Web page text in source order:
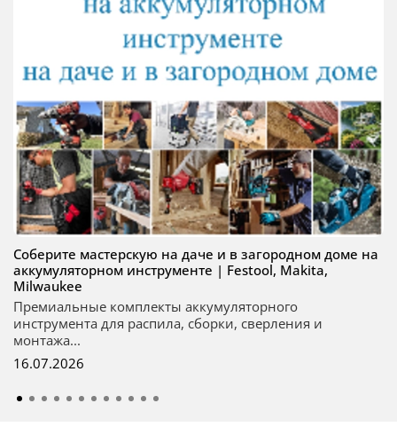
Соберите мастерскую на даче и в загородном доме на
аккумуляторном инструменте | Festool, Makita,
Milwaukee
Премиальные комплекты аккумуляторного
инструмента для распила, сборки, сверления и
монтажа...
16.07.2026